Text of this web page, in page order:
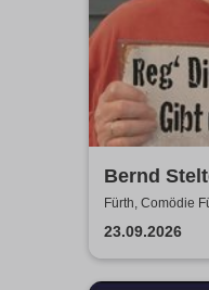
Bernd
auf. Gibt
Fürth, Comödie
23.09.2026